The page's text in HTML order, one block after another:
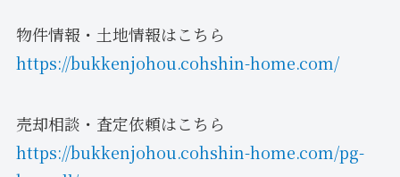
物件情報・土地情報はこちら
https://bukkenjohou.cohshin-home.com/
売却相談・査定依頼はこちら
https://bukkenjohou.cohshin-home.com/pg-